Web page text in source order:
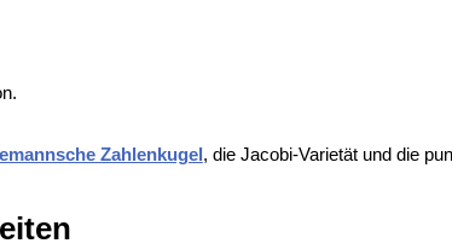
Zahlenkugel , die Jacobi-Varietät und die